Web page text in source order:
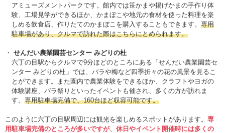
アミューズメントパークです。館内では笹かまや揚げかまの手作り体
験、工場見学ができるほか、かまぼこや地元の食材を使った料理を楽
しめる飲食店、作りたてのかまぼこを購入することもできます。 専用
駐車場があり、クルマで訪れた際はこちらにとめられます。
せんだい農業園芸センター みどりの杜
六丁の目駅からクルマで9分ほどのところにある「せんだい農業園芸セ
ンター みどりの杜」では、バラや梅など四季折々の花の風景を見るこ
とができます。また園内で農業体験をできるほか、クラフトやヨガの
体験講座、バラ祭りといったイベントも催され、多くの方が訪れま
す。 専用駐車場完備で、160台ほど収容可能です。
このように六丁の目駅周辺には観光を楽しめるスポットがあります。 専
用駐車場完備のところが多いですが、休日やイベント開催時には多くの